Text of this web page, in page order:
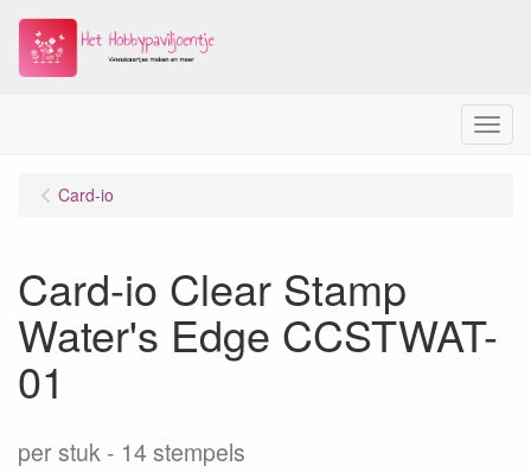
Menu
Card-io
Card-io Clear Stamp
Water's Edge CCSTWAT-
01
per stuk 14 stempels